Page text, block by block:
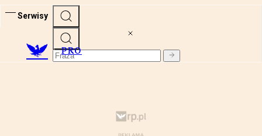
Serwisy
PRO